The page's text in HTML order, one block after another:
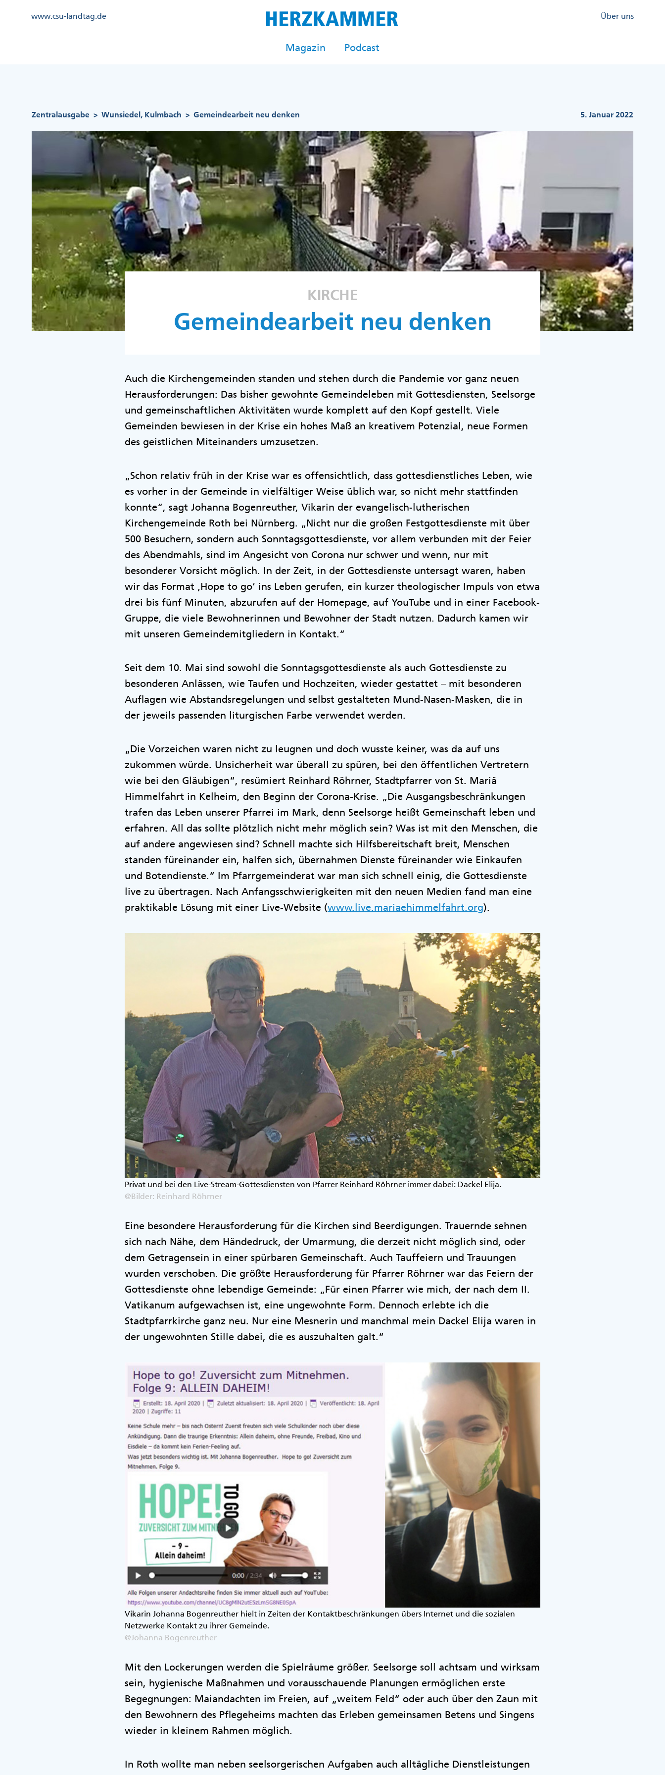
Kopfzeile
www.csu-landtag.de
Kopfzeile
Über uns
Magazin Podcast
Zentralausgabe > Wunsiedel, Kulmbach > Gemeindearbeit neu denken 5. Januar 2022
KIRCHE
Gemeindearbeit neu denken
Auch die Kirchengemeinden standen und stehen durch die Pandemie vor ganz neuen
Herausforderungen: Das bisher gewohnte Gemeindeleben mit Gottesdiensten, Seelsorge
und gemeinschaftlichen Aktivitäten wurde komplett auf den Kopf gestellt. Viele
Gemeinden bewiesen in der Krise ein hohes Maß an kreativem Potenzial, neue Formen
des geistlichen Miteinanders umzusetzen.
„Schon relativ früh in der Krise war es offensichtlich, dass gottesdienstliches Leben, wie
es vorher in der Gemeinde in vielfältiger Weise üblich war, so nicht mehr stattfinden
konnte“, sagt Johanna Bogenreuther, Vikarin der evangelisch-lutherischen
Kirchengemeinde Roth bei Nürnberg. „Nicht nur die großen Festgottesdienste mit über
500 Besuchern, sondern auch Sonntagsgottesdienste, vor allem verbunden mit der Feier
des Abendmahls, sind im Angesicht von Corona nur schwer und wenn, nur mit
besonderer Vorsicht möglich. In der Zeit, in der Gottesdienste untersagt waren, haben
wir das Format ‚Hope to go‘ ins Leben gerufen, ein kurzer theologischer Impuls von etwa
drei bis fünf Minuten, abzurufen auf der Homepage, auf YouTube und in einer Facebook-
Gruppe, die viele Bewohnerinnen und Bewohner der Stadt nutzen. Dadurch kamen wir
mit unseren Gemeindemitgliedern in Kontakt.“
Seit dem 10. Mai sind sowohl die Sonntagsgottesdienste als auch Gottesdienste zu
besonderen Anlässen, wie Taufen und Hochzeiten, wieder gestattet – mit besonderen
Auflagen wie Abstandsregelungen und selbst gestalteten Mund-Nasen-Masken, die in
der jeweils passenden liturgischen Farbe verwendet werden.
„Die Vorzeichen waren nicht zu leugnen und doch wusste keiner, was da auf uns
zukommen würde. Unsicherheit war überall zu spüren, bei den öffentlichen Vertretern
wie bei den Gläubigen“, resümiert Reinhard Röhrner, Stadtpfarrer von St. Mariä
Himmelfahrt in Kelheim, den Beginn der Corona-Krise. „Die Ausgangsbeschränkungen
trafen das Leben unserer Pfarrei im Mark, denn Seelsorge heißt Gemeinschaft leben und
erfahren. All das sollte plötzlich nicht mehr möglich sein? Was ist mit den Menschen, die
auf andere angewiesen sind? Schnell machte sich Hilfsbereitschaft breit, Menschen
standen füreinander ein, halfen sich, übernahmen Dienste füreinander wie Einkaufen
und Botendienste.“ Im Pfarrgemeinderat war man sich schnell einig, die Gottesdienste
live zu übertragen. Nach Anfangsschwierigkeiten mit den neuen Medien fand man eine
praktikable Lösung mit einer Live-Website (www.live.mariaehimmelfahrt.org).
Privat und bei den Live-Stream-Gottesdiensten von Pfarrer Reinhard Röhrner immer dabei: Dackel Elija.
@Bilder: Reinhard Röhrner
Eine besondere Herausforderung für die Kirchen sind Beerdigungen. Trauernde sehnen
sich nach Nähe, dem Händedruck, der Umarmung, die derzeit nicht möglich sind, oder
dem Getragensein in einer spürbaren Gemeinschaft. Auch Tauffeiern und Trauungen
wurden verschoben. Die größte Herausforderung für Pfarrer Röhrner war das Feiern der
Gottesdienste ohne lebendige Gemeinde: „Für einen Pfarrer wie mich, der nach dem II.
Vatikanum aufgewachsen ist, eine ungewohnte Form. Dennoch erlebte ich die
Stadtpfarrkirche ganz neu. Nur eine Mesnerin und manchmal mein Dackel Elija waren in
der ungewohnten Stille dabei, die es auszuhalten galt.“
Vikarin Johanna Bogenreuther hielt in Zeiten der Kontaktbeschränkungen übers Internet und die sozialen
Netzwerke Kontakt zu ihrer Gemeinde.
@Johanna Bogenreuther
Mit den Lockerungen werden die Spielräume größer. Seelsorge soll achtsam und wirksam
sein, hygienische Maßnahmen und vorausschauende Planungen ermöglichen erste
Begegnungen: Maiandachten im Freien, auf „weitem Feld“ oder auch über den Zaun mit
den Bewohnern des Pflegeheims machten das Erleben gemeinsamen Betens und Singens
wieder in kleinem Rahmen möglich.
In Roth wollte man neben seelsorgerischen Aufgaben auch alltägliche Dienstleistungen